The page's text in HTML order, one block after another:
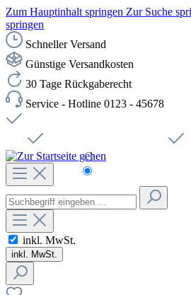
Zum Hauptinhalt springen Zur Suche
springen
Schneller Versand
Günstige Versandkosten
30 Tage Rückgaberecht
Service - Hotline 0123 - 45678
Čeština
inkl. MwSt.
inkl. MwSt.